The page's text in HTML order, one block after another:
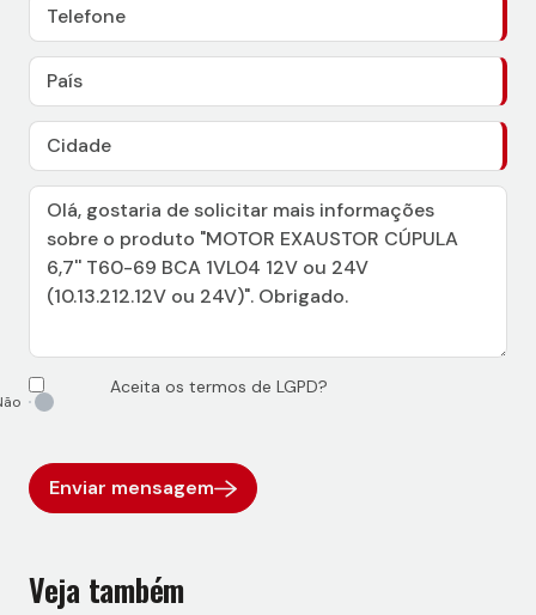
Aceita os termos de LGPD?
Enviar mensagem
Veja também